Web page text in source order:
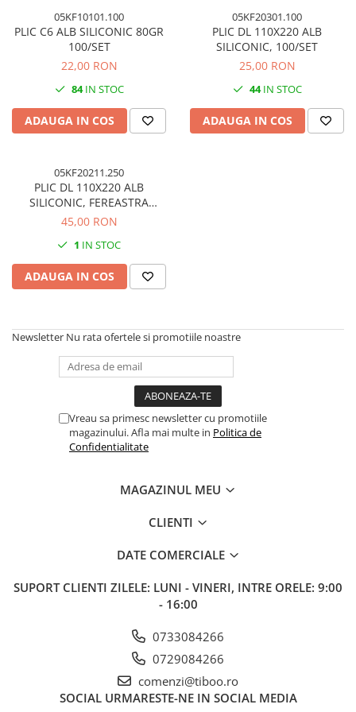
Accesorii panouri, table
Baterii, Acumlatori
Buretiere
Caiet mecanic, Clipboard
Ecusoane
Mape, Folii plastice
Prezentare
Suporturi birou
Arhivare
Capsatoare, Decapsatoare
Adezivi, Benzi adezive
Cuttere, Foarfeci
Ambalare
Uscatoare
Carucioare
Ceramica
Polistiren
Coronite
Pudra cu efect de catifea
Pudra minerala
Scoala & Arta
Acuarele
Speciale
Cuttere, foarfeci
Modelaj, pictat
Perforatoare
Quilling
Stampile
05KF10101.100
PLIC C6 ALB SILICONIC 80GR
100/SET
22,00 RON
84IN STOC
ADAUGA IN COS
05KF20301.100
PLIC DL 110X220 ALB
SILICONIC, 100/SET
25,00 RON
44IN STOC
ADAUGA IN COS
05KF20211.250
PLIC DL 110X220 ALB
SILICONIC, FEREASTRA
DREAPTA, 250/SET
45,00 RON
1 IN STOC
ADAUGA IN COS
Newsletter Nu rata ofertele si promotiile noastre
Vreau sa primesc newsletter cu promotiile
magazinului. Afla mai multe in Politica de
Confidentialitate
MAGAZINUL MEU
CLIENTI
DATE COMERCIALE
SUPORT CLIENTI ZILELE: LUNI - VINERI, INTRE ORELE: 9:00
- 16:00
0733084266
0729084266
comenzi@tiboo.ro
SOCIAL URMARESTE-NE IN SOCIAL MEDIA